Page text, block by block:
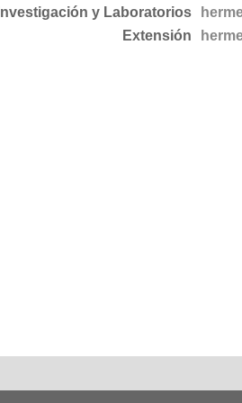
Investigación y Laboratorios
Extensión